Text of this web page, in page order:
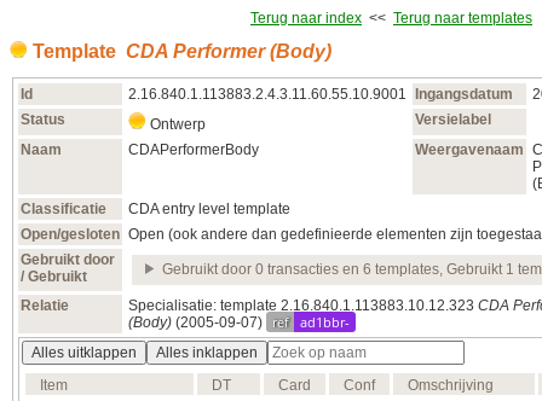
Terug naar index << Terug naar templates
Template CDA Performer (Body)
Id 2.16.840.1.113883.2.4.3.11.60.55.10.9001 Ingangsdatum
Status
Ontwerp
Versielabel
Naam
CDAPerformerBody Weergavenaam
Classificatie
CDA entry level template
Open/gesloten Open (ook andere dan gedefinieerde elementen zijn
Gebruikt door
/ Gebruikt
Gebruikt door 0 transacties en 6 templates, Gebruikt 1
Relatie Specialisatie: template 2.16.840.1.113883.10.12.323 CDA
(Body) (2005‑09‑07) ref ad1bbr-
Alles uitklappen
Alles inklappen
Item
DT Card Conf
Omschrijving